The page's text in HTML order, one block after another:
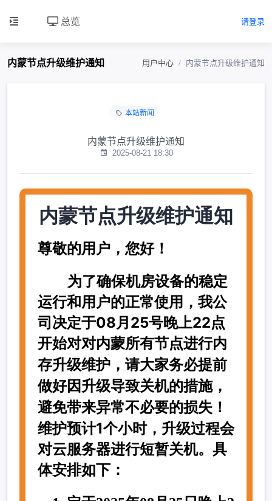
总览 请登录
内蒙节点升级维护通知 用户中心 内蒙节点升级维护通知
本站新闻
内蒙节点升级维护通知
2025-08-21 18:30